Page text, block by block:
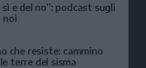
sì e del no”: podcast sugli
noi
che resiste: cammino
terre del sisma